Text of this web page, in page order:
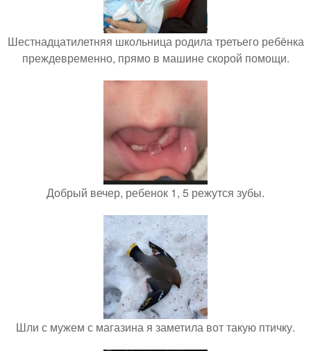
Шестнадцатилетняя школьница родила третьего ребёнка
преждевременно, прямо в машине скорой помощи.
Добрый вечер, ребенок 1, 5 режутся зубы.
Шли с мужем с магазина я заметила вот такую птичку.